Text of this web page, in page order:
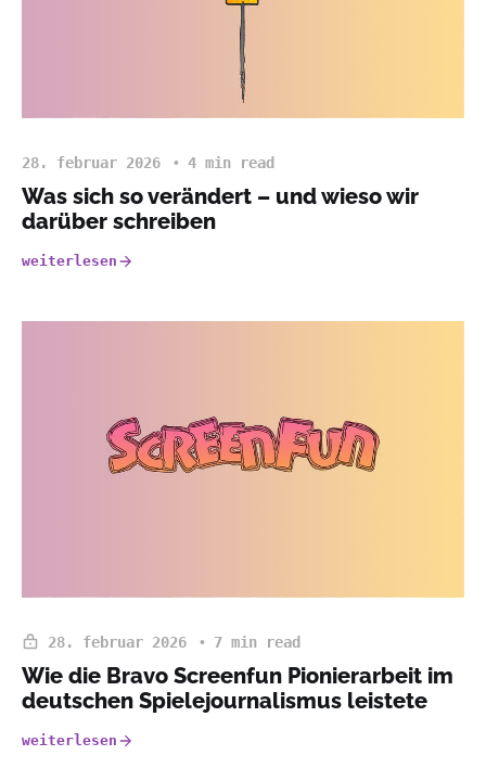
28. februar 2026 4 min read
Was sich so verändert – und wieso wir
darüber schreiben
weiterlesen
28. februar 2026 7 min read
Wie die Bravo Screenfun Pionierarbeit im
deutschen Spielejournalismus leistete
weiterlesen